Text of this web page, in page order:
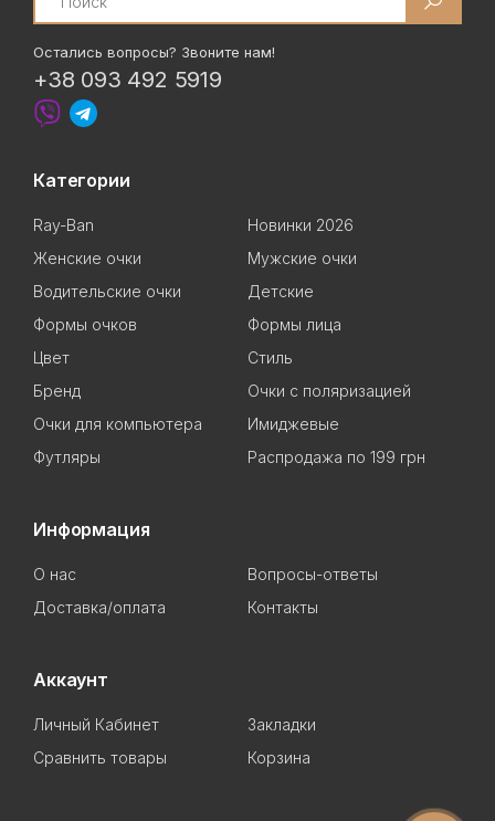
Остались вопросы? Звоните нам!
+38 093 492 5919
Категории
Ray-Ban
Новинки 2026
Женские очки
Мужские очки
Водительские очки
Детские
Формы очков
Формы лица
Цвет
Стиль
Бренд
Очки с поляризацией
Очки для компьютера
Имиджевые
Футляры
Распродажа по 199 грн
Информация
О нас
Вопросы-ответы
Доставка/оплата
Контакты
Аккаунт
Личный Кабинет
Закладки
Сравнить товары
Корзина